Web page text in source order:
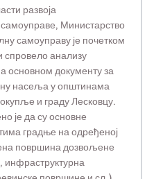
развоја
Министарство
самоуправу је почетком
спровело анализу
основном документу за
насеља у општинама
и граду Лесковцу.
је да су основне
градње на одређеној
површина дозвољене
инфраструктурна